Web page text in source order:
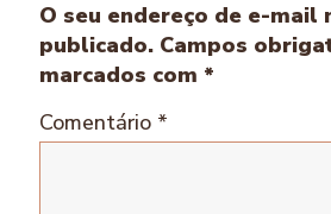
O seu endereço de e-mail
publicado. Campos
marcados com *
Comentário *